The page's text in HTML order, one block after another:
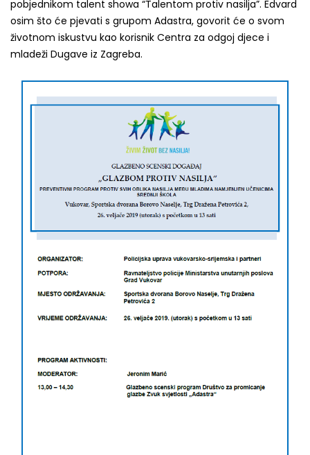
pobjednikom talent showa “Talentom protiv nasilja”. Edvard
osim što će pjevati s grupom Adastra, govorit će o svom
životnom iskustvu kao korisnik Centra za odgoj djece i
mladeži Dugave iz Zagreba.